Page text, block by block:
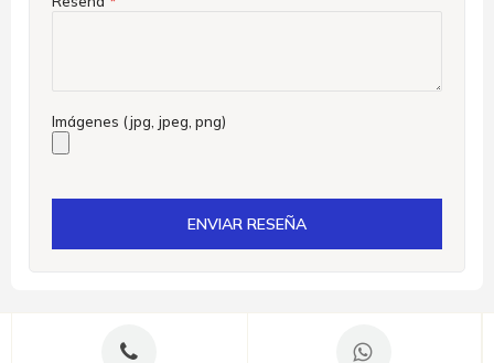
Imágenes (jpg, jpeg, png)
ENVIAR RESEÑA